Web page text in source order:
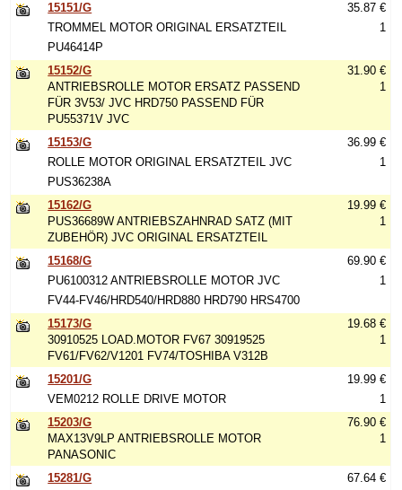
15151/G
TROMMEL MOTOR ORIGINAL ERSATZTEIL
PU46414P
35.87 €
1
15152/G
ANTRIEBSROLLE MOTOR ERSATZ PASSEND
FÜR 3V53/ JVC HRD750 PASSEND FÜR
PU55371V JVC
31.90 €
1
15153/G
ROLLE MOTOR ORIGINAL ERSATZTEIL JVC
PUS36238A
36.99 €
1
15162/G
PUS36689W ANTRIEBSZAHNRAD SATZ (MIT
ZUBEHÖR) JVC ORIGINAL ERSATZTEIL
19.99 €
1
15168/G
PU6100312 ANTRIEBSROLLE MOTOR JVC
FV44-FV46/HRD540/HRD880 HRD790 HRS4700
69.90 €
1
15173/G
30910525 LOAD.MOTOR FV67 30919525
FV61/FV62/V1201 FV74/TOSHIBA V312B
19.68 €
1
15201/G
VEM0212 ROLLE DRIVE MOTOR
19.99 €
1
15203/G
MAX13V9LP ANTRIEBSROLLE MOTOR
PANASONIC
76.90 €
1
15281/G
67.64 €